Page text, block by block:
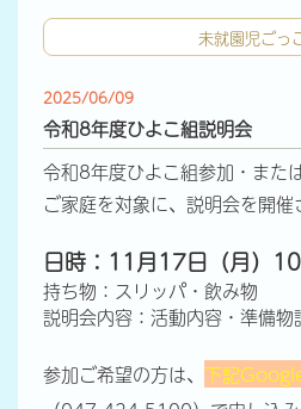
未就園児ごっ
2025/06/09
令和8年度ひよこ組説明会
令和8年度ひよこ組参加・また
ご家庭を対象に、説明会を開催
日時：11月17日（月）
持ち物：スリッパ・飲み物
説明会内容：活動内容・準備物
参加ご希望の方は、 下記